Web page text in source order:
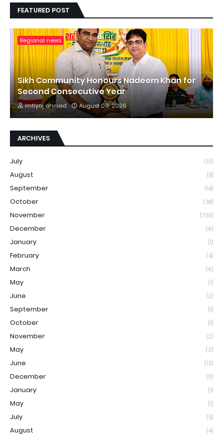
FEATURED POST
Regional news
Sikh Community Honours Nadeem Khan for
Second Consecutive Year
imtiyaj ahmad August 09, 2026
ARCHIVES
July (13)
August (8)
September (14)
October (38)
November (730)
December (6)
January (1)
February (4)
March (6)
May (1)
June (2)
September (1)
October (1)
November (2)
May (3)
June (13)
December (11)
January (1)
May (1)
July (5)
August (4)